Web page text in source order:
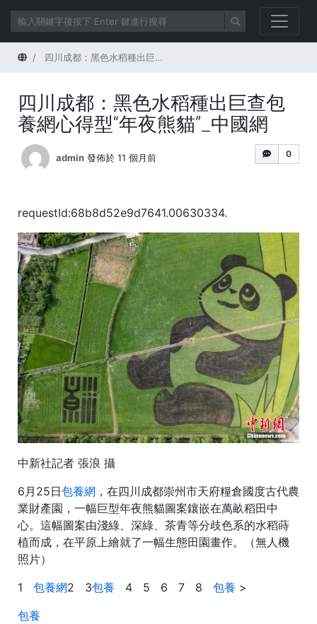
首頁 四川成都：黑色水稻種出巨查包養網心得型“年夜熊貓”_中國網
四川成都：黑色水稻種出巨查包
養網心得型“年夜熊貓”_中國網
0
admin 發佈於 11 個月前
requestId:68b8d52e9d7641.00630334.
中新社記者 張浪 攝
6月25日包養網 ，在四川成都崇州市天府糧倉國度古代農
業財產園，一幅巨型年夜熊貓圖案鑲嵌在萬畝稻田中
心。這幅圖案由淺綠、深綠、茶青等分歧色系的水稻蒔
植而成，在平原上繪就了一幅生態田園畫作。（無人機
照片）
1 包養網2 3包養 4 5 6 7 8 包養 >
包養